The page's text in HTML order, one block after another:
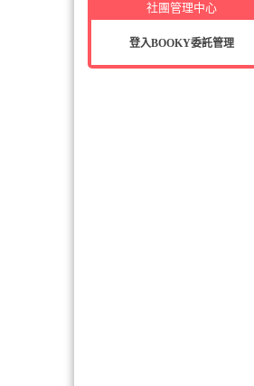
社團管理中心
登入BOOKY委託管理